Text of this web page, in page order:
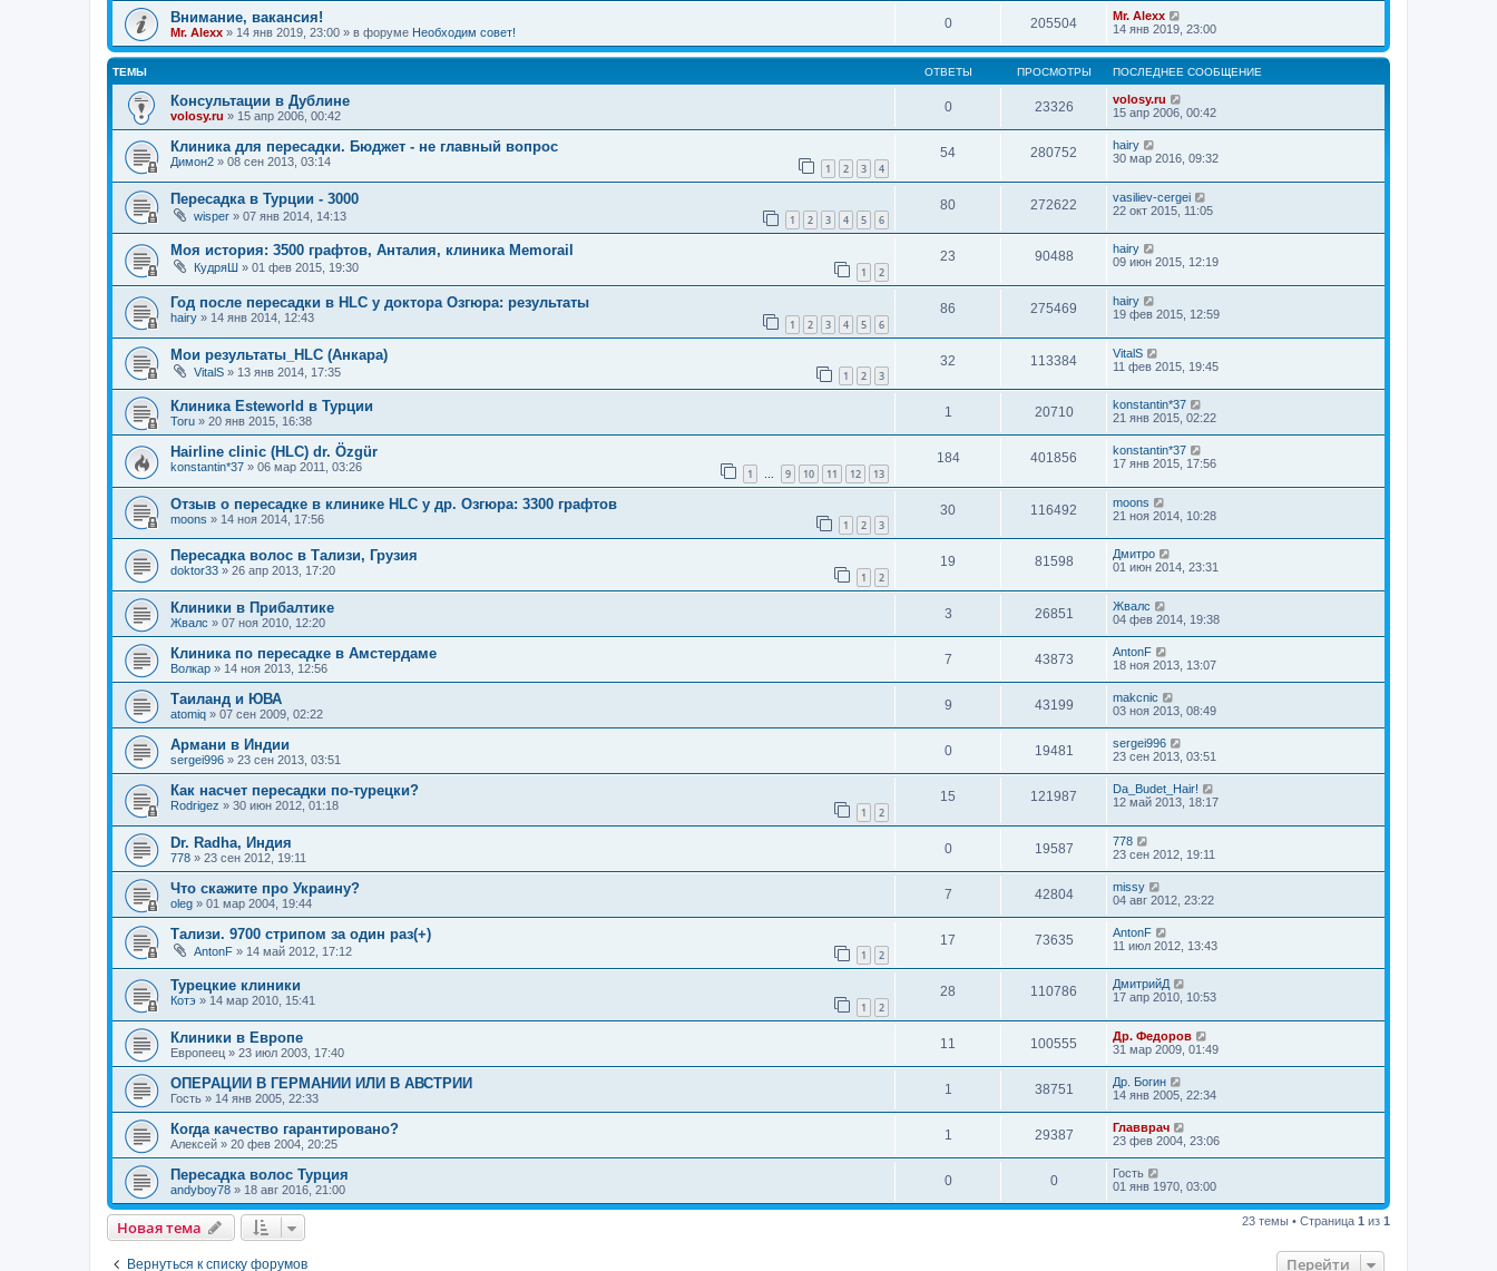
Внимание, вакансия!
Mr. Alexx » 14 янв 2019, 23:00 » в форуме Необходим совет!
0 205504
Mr. Alexx
14 янв 2019, 23:00
ТЕМЫ ОТВЕТЫ ПРОСМОТРЫ ПОСЛЕДНЕЕ СООБЩЕНИЕ
Консультации в Дублине
volosy.ru » 15 апр 2006, 00:42
0 23326
volosy.ru
15 апр 2006, 00:42
Клиника для пересадки. Бюджет - не главный вопрос
Димон2 » 08 сен 2013, 03:14 1 2 3 4
54 280752
hairy
30 мар 2016, 09:32
Пересадка в Турции - 3000
wisper » 07 янв 2014, 14:13 1 2 3 4 5 6
80 272622
vasiliev-cergei
22 окт 2015, 11:05
Моя история: 3500 графтов, Анталия, клиника Memorail
КудряШ » 01 фев 2015, 19:30 1 2
23 90488
hairy
09 июн 2015, 12:19
Год после пересадки в HLC у доктора Озгюра: результаты
hairy » 14 янв 2014, 12:43 1 2 3 4 5 6
86 275469
hairy
19 фев 2015, 12:59
Мои результаты_HLC (Анкара)
VitalS » 13 янв 2014, 17:35 1 2 3
32 113384
VitalS
11 фев 2015, 19:45
Клиника Esteworld в Турции
Toru » 20 янв 2015, 16:38
1 20710
konstantin*37
21 янв 2015, 02:22
Hairline clinic (HLC) dr. Özgür
konstantin*37 » 06 мар 2011, 03:26 1 … 9 10 11 12 13
184 401856
konstantin*37
17 янв 2015, 17:56
Отзыв о пересадке в клинике HLC у др. Озгюра: 3300 графтов
moons » 14 ноя 2014, 17:56 1 2 3
30 116492
moons
21 ноя 2014, 10:28
Пересадка волос в Тализи, Грузия
doktor33 » 26 апр 2013, 17:20 1 2
19 81598
Дмитро
01 июн 2014, 23:31
Клиники в Прибалтике
Жвалс » 07 ноя 2010, 12:20
3 26851
Жвалс
04 фев 2014, 19:38
Клиника по пересадке в Амстердаме
Волкар » 14 ноя 2013, 12:56
7 43873
AntonF
18 ноя 2013, 13:07
Таиланд и ЮВА
atomiq » 07 сен 2009, 02:22
9 43199
makcnic
03 ноя 2013, 08:49
Армани в Индии
sergei996 » 23 сен 2013, 03:51
0 19481
sergei996
23 сен 2013, 03:51
Как насчет пересадки по-турецки?
Rodrigez » 30 июн 2012, 01:18 1 2
15 121987
Da_Budet_Hair!
12 май 2013, 18:17
Dr. Radha, Индия
778 » 23 сен 2012, 19:11
0 19587
778
23 сен 2012, 19:11
Что скажите про Украину?
oleg » 01 мар 2004, 19:44
7 42804
missy
04 авг 2012, 23:22
Тализи. 9700 стрипом за один раз(+)
AntonF » 14 май 2012, 17:12 1 2
17 73635
AntonF
11 июл 2012, 13:43
Турецкие клиники
Котэ » 14 мар 2010, 15:41 1 2
28 110786
ДмитрийД
17 апр 2010, 10:53
Клиники в Европе
Европеец » 23 июл 2003, 17:40
11 100555
Др. Федоров
31 мар 2009, 01:49
ОПЕРАЦИИ В ГЕРМАНИИ ИЛИ В АВСТРИИ
Гость » 14 янв 2005, 22:33
1 38751
Др. Богин
14 янв 2005, 22:34
Когда качество гарантировано?
Алексей » 20 фев 2004, 20:25
1 29387
Главврач
23 фев 2004, 23:06
Пересадка волос Турция
andyboy78 » 18 авг 2016, 21:00
0 0
Гость
01 янв 1970, 03:00
Новая тема 23 темы • Страница 1 из 1
Вернуться к списку форумов Перейти